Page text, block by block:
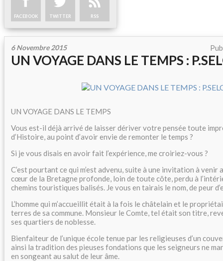
FACEBOOK TWITTER RSS
6 Novembre 2015
UN VOYAGE DANS LE TEMPS :
UN VOYAGE DANS LE TEMPS
Vous est-il déjà arrivé de laisser dériver votre pensée toute
d’Histoire, au point d’avoir envie de remonter le temps ?
Si je vous disais en avoir fait l’expérience, me croiriez-vous ?
C’est pourtant ce qui m’est advenu, suite à une invitation à venir
cœur de la Bretagne profonde, loin de toute côte, perdu à
chemins touristiques balisés. Je vous en tairais le nom, de peur
L’homme qui m’accueillit était à la fois le châtelain et le
terres de sa commune. Monsieur le Comte, tel était son titre,
ses quartiers de noblesse.
Bienfaiteur de l’unique école tenue par les religieuses d’un
ainsi la tradition des pieuses fondations que les seigneurs ne
en songeant au salut de leur âme.